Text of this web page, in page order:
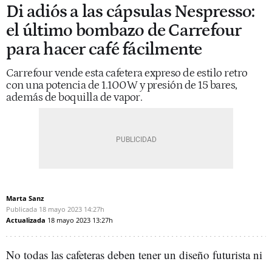
Di adiós a las cápsulas Nespresso:
el último bombazo de Carrefour
para hacer café fácilmente
Carrefour vende esta cafetera expreso de estilo retro
con una potencia de 1.100W y presión de 15 bares,
además de boquilla de vapor.
Marta Sanz
Publicada 18 mayo 2023 14:27h
Actualizada 18 mayo 2023 13:27h
No todas las cafeteras deben tener un diseño futurista ni